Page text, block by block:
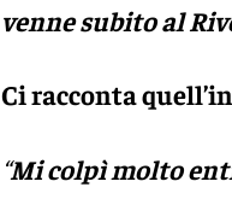
venne subito al
Ci racconta
“Mi colpì molto